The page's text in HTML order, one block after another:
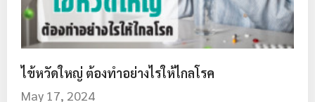
ไข้หวัดใหญ่ ต้องทำอย่างไรให้ไกลโรค
May 17, 2024